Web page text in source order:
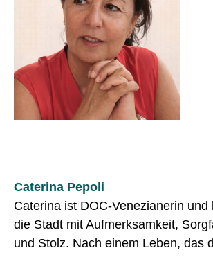
Caterina Pepoli
Caterina ist DOC-Venezianerin und
die Stadt mit Aufmerksamkeit,
und Stolz. Nach einem Leben, das